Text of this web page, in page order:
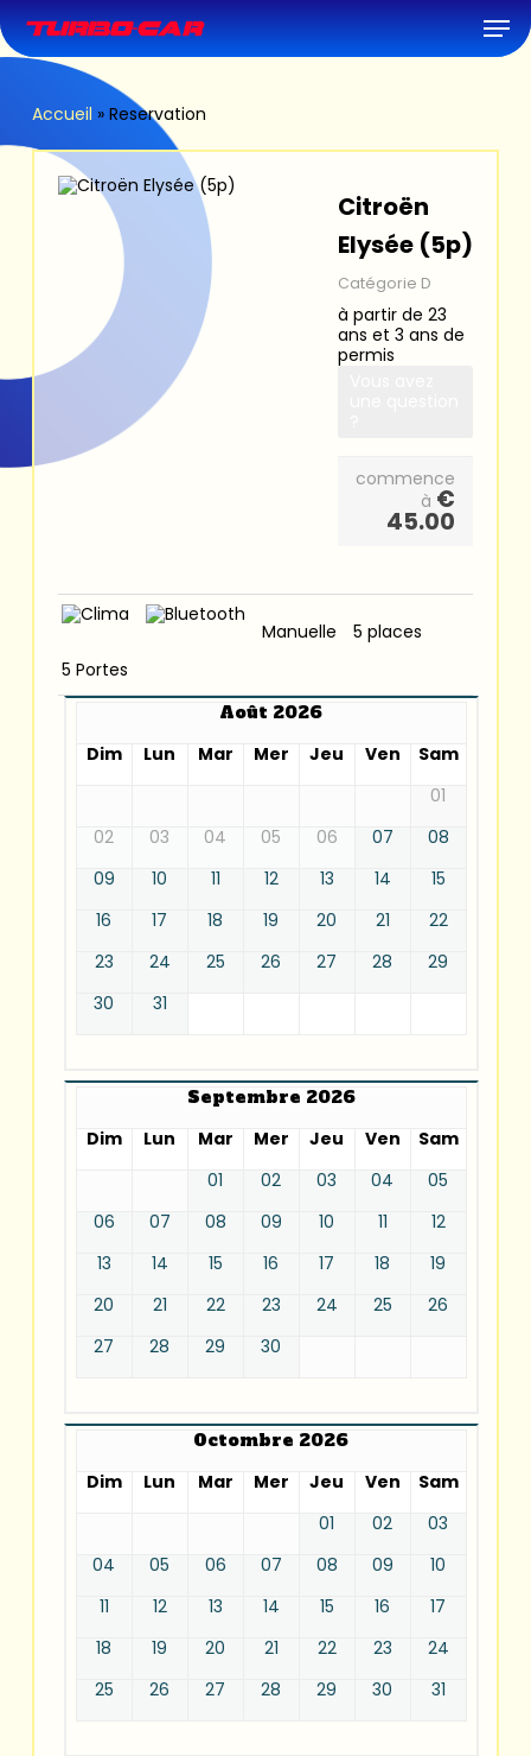
to
main
content
Accueil » Reservation
Citroën
Elysée (5p)
Catégorie D
à partir de 23
ans et 3 ans de
permis
commence
à €
45.00
Manuelle
5 places
5 Portes
Août 2026
Dim
Lun Mar Mer Jeu Ven
Sam
01
02
03 04 05 06 07
08
09
10 11 12 13 14
15
16
17 18 19 20 21
22
23
24 25 26 27 28
29
30
31
Septembre 2026
Dim
Lun Mar Mer Jeu Ven
Sam
01
02 03 04
05
06
07 08 09 10 11
12
13
14 15 16 17 18
19
20
21 22 23 24 25
26
27
28 29 30
Octombre 2026
Dim
Lun Mar Mer Jeu Ven
Sam
01
02
03
04
05 06 07 08 09
10
11
12 13 14 15 16
17
18
19 20 21 22 23
24
25
26 27 28 29 30 31